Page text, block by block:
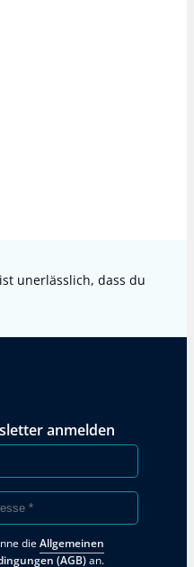
unerlässlich, dass du
anmelden
dieAllgemeinen
(AGB)an.